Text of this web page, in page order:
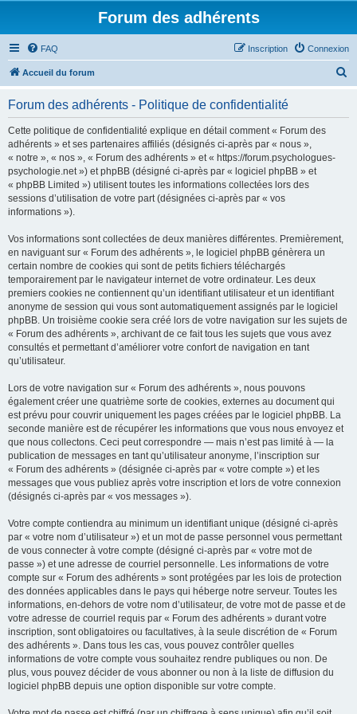
Forum des adhérents
FAQ Connexion
Inscription
Accueil du forum
Forum des adhérents - Politique de confidentialité
Cette politique de confidentialité explique en détail comment « Forum des
adhérents » et ses partenaires affiliés (désignés ci-après par « nous »,
« notre », « nos », « Forum des adhérents » et « https://forum.psychologues-
psychologie.net ») et phpBB (désigné ci-après par « logiciel phpBB » et
« phpBB Limited ») utilisent toutes les informations collectées lors des
sessions d’utilisation de votre part (désignées ci-après par « vos
informations »).
Vos informations sont collectées de deux manières différentes. Premièrement,
en naviguant sur « Forum des adhérents », le logiciel phpBB génèrera un
certain nombre de cookies qui sont de petits fichiers téléchargés
temporairement par le navigateur internet de votre ordinateur. Les deux
premiers cookies ne contiennent qu’un identifiant utilisateur et un identifiant
anonyme de session qui vous sont automatiquement assignés par le logiciel
phpBB. Un troisième cookie sera créé lors de votre navigation sur les sujets de
« Forum des adhérents », archivant de ce fait tous les sujets que vous avez
consultés et permettant d’améliorer votre confort de navigation en tant
qu’utilisateur.
Lors de votre navigation sur « Forum des adhérents », nous pouvons
également créer une quatrième sorte de cookies, externes au document qui
est prévu pour couvrir uniquement les pages créées par le logiciel phpBB. La
seconde manière est de récupérer les informations que vous nous envoyez et
que nous collectons. Ceci peut correspondre — mais n’est pas limité à — la
publication de messages en tant qu’utilisateur anonyme, l’inscription sur
« Forum des adhérents » (désignée ci-après par « votre compte ») et les
messages que vous publiez après votre inscription et lors de votre connexion
(désignés ci-après par « vos messages »).
Votre compte contiendra au minimum un identifiant unique (désigné ci-après
par « votre nom d’utilisateur ») et un mot de passe personnel vous permettant
de vous connecter à votre compte (désigné ci-après par « votre mot de
passe ») et une adresse de courriel personnelle. Les informations de votre
compte sur « Forum des adhérents » sont protégées par les lois de protection
des données applicables dans le pays qui héberge notre serveur. Toutes les
informations, en-dehors de votre nom d’utilisateur, de votre mot de passe et de
votre adresse de courriel requis par « Forum des adhérents » durant votre
inscription, sont obligatoires ou facultatives, à la seule discrétion de « Forum
des adhérents ». Dans tous les cas, vous pouvez contrôler quelles
informations de votre compte vous souhaitez rendre publiques ou non. De
plus, vous pouvez décider de vous abonner ou non à la liste de diffusion du
logiciel phpBB depuis une option disponible sur votre compte.